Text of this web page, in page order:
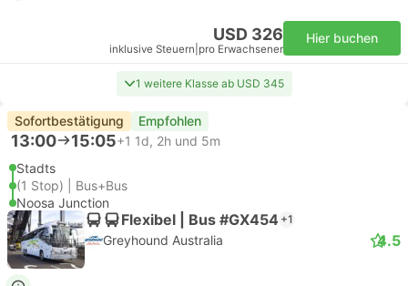
USD 326
inklusive Steuern pro Erwachsener
Hier buchen
1 weitere Klasse ab USD 345
Sofortbestätigung Empfohlen
13:00 15:05+1 1d, 2h und 5m
Stadts
(1 Stop) | Bus+Bus
Noosa Junction
Flexibel | Bus #GX454 +1
Greyhound Australia 4.5